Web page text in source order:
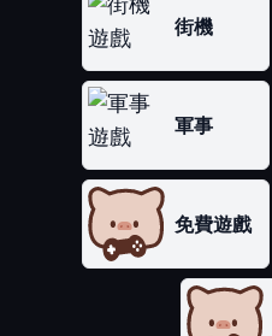
街機
軍事
免費遊戲